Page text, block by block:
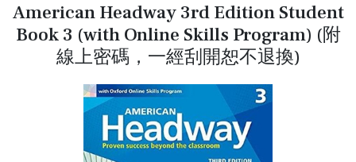
American Headway 3rd Edition Student
Book 3 (with Online Skills Program) (附
線上密碼，一經刮開恕不退換)